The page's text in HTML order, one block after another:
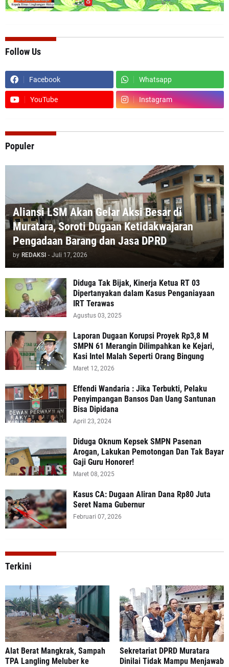
Follow Us
Facebook Whatsapp
YouTube Instagram
Populer
Aliansi LSM Akan Gelar Aksi Besar di
Muratara, Soroti Dugaan Ketidakwajaran
Pengadaan Barang dan Jasa DPRD
by REDAKSI - Juli 17, 2026
Diduga Tak Bijak, Kinerja Ketua RT 03
Dipertanyakan dalam Kasus Penganiayaan
IRT Terawas
Agustus 03, 2025
‎Laporan Dugaan Korupsi Proyek Rp3,8 M
SMPN 61 Merangin Dilimpahkan ke Kejari,
Kasi Intel Malah Seperti Orang Bingung
Maret 12, 2026
Effendi Wandaria : Jika Terbukti, Pelaku
Penyimpangan Bansos Dan Uang Santunan
Bisa Dipidana
April 23, 2024
Diduga Oknum Kepsek SMPN Pasenan
Arogan, Lakukan Pemotongan Dan Tak Bayar
Gaji Guru Honorer!
Maret 08, 2025
Kasus CA: Dugaan Aliran Dana Rp80 Juta
Seret Nama Gubernur
Februari 07, 2026
Terkini
Alat Berat Mangkrak, Sampah
TPA Langling Meluber ke
Sekretariat DPRD Muratara
Dinilai Tidak Mampu Menjawab